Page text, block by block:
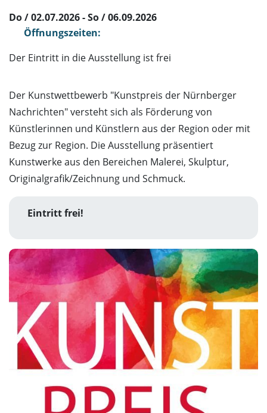
Do / 02.07.2026 - So / 06.09.2026
Öffnungszeiten:
Der Eintritt in die Ausstellung ist frei
Der Kunstwettbewerb "Kunstpreis der Nürnberger
Nachrichten" versteht sich als Förderung von
Künstlerinnen und Künstlern aus der Region oder mit
Bezug zur Region. Die Ausstellung präsentiert
Kunstwerke aus den Bereichen Malerei, Skulptur,
Originalgrafik/Zeichnung und Schmuck.
Eintritt frei!